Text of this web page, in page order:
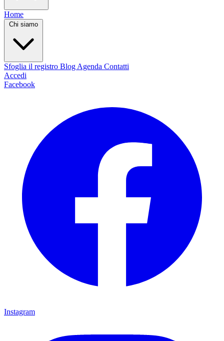
Home
Chi siamo
Sfoglia il registro Blog Agenda Contatti
Accedi
Facebook
Instagram